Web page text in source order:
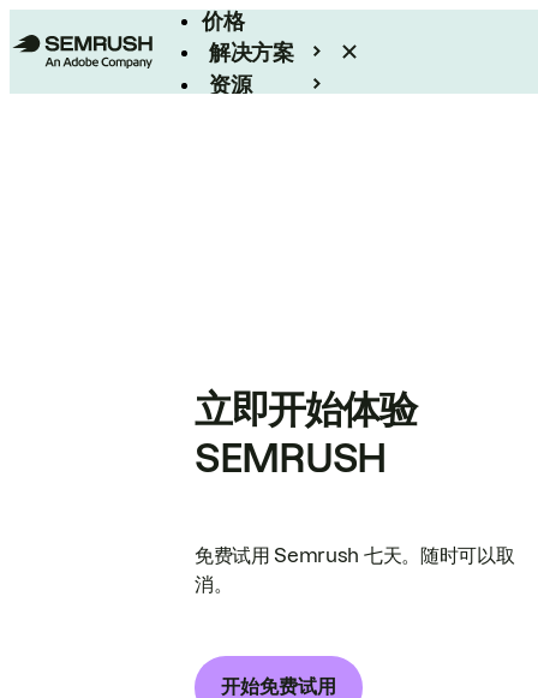
价格
解决方案
资源
立即开始体验
SEMRUSH
免费试用 Semrush 七天。随时可以取
消。
开始免费试用